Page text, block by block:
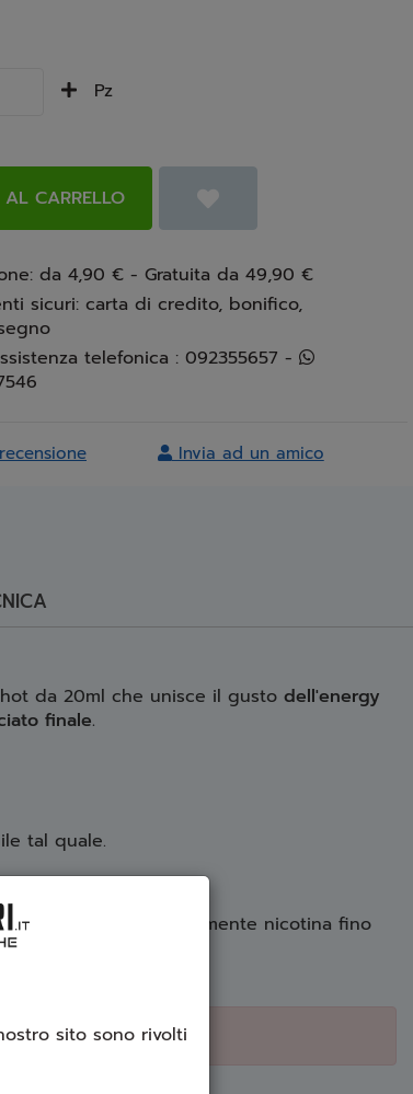
Pz
AL CARRELLO
da 4,90 € - Gratuita da 49,90 €
sicuri: carta di credito, bonifico,
Info e assistenza telefonica : 092355657 -
Invia ad un amico
da 20ml che unisce il gusto dell'energy
finale.
tal quale.
neutra ed eventualmente nicotina fino
sito sono rivolti